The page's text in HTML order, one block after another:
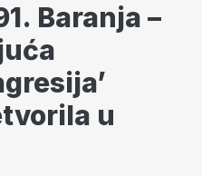
Baranja –
u